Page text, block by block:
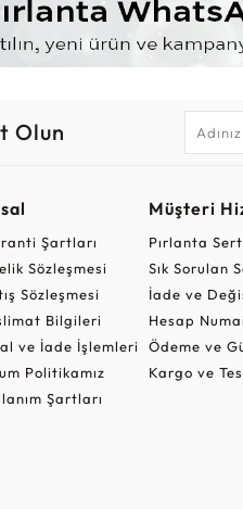
Olun
Şartları
Sözleşmesi
Sözleşmesi
Bilgileri
ve İade İşlemleri
Politikamız
Şartları
Müşteri
Pırlanta
Sık Sorulan
İade ve
Hesap
Ödeme ve
Kargo ve